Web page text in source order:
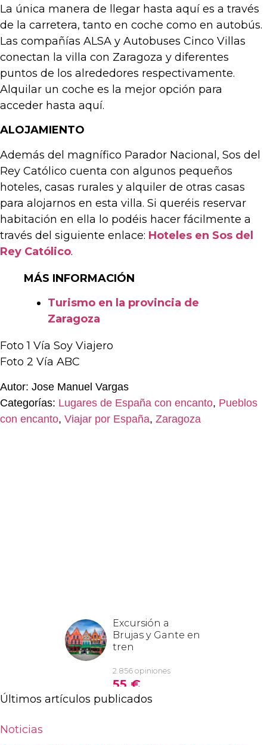
La única manera de llegar hasta aquí es a través
de la carretera, tanto en coche como en autobús.
Las compañías ALSA y Autobuses Cinco Villas
conectan la villa con Zaragoza y diferentes
puntos de los alrededores respectivamente.
Alquilar un coche es la mejor opción para
acceder hasta aquí.
ALOJAMIENTO
Además del magnífico Parador Nacional, Sos del
Rey Católico cuenta con algunos pequeños
hoteles, casas rurales y alquiler de otras casas
para alojarnos en esta villa. Si queréis reservar
habitación en ella lo podéis hacer fácilmente a
través del siguiente enlace: Hoteles en Sos del
Rey Católico.
MÁS INFORMACIÓN
Turismo en la provincia de
Zaragoza
Foto 1 Vía Soy Viajero
Foto 2 Vía ABC
Autor: Jose Manuel Vargas
Categorías: Lugares de España con encanto, Pueblos
con encanto, Viajar por España, Zaragoza
Últimos artículos publicados
Noticias